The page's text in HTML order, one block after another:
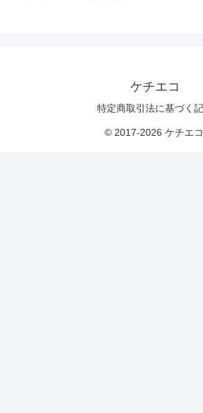
ケチエコ
特定商取引法に基づく
© 2017-2026 ケチエコ.